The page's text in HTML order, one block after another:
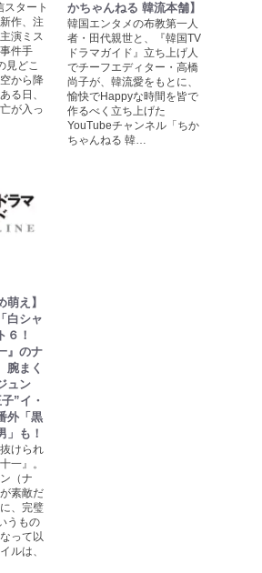
スタート
作、注
演ミス
件手
見どこ
から降
る日、
が入っ
かちゃんねる 韓流本舗】
韓国エンタメの布教第一人
者・田代親世と、『韓国TV
ドラマガイド』立ち上げ人
でチーフエディター・高橋
尚子が、韓流愛をもとに、
愉快でHappyな時間を皆で
作るべく立ち上げた
YouTubeチャンネル「ちか
ちゃんねる 韓…
萌え】
白シャ
６！
』のナ
腕まく
ュン
”イ・
外「黒
」も！
けられ
一』。
（ナ
素敵だ
、完璧
うもの
って以
ルは、